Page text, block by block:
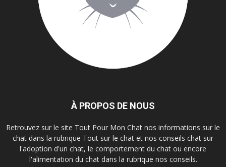
À PROPOS DE NOUS
Retrouvez sur le site Tout Pour Mon Chat nos informations sur le
chat dans la rubrique Tout sur le chat et nos conseils chat sur
l'adoption d'un chat, le comportement du chat ou encore
l'alimentation du chat dans la rubrique nos conseils.